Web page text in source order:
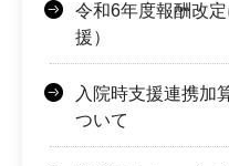
令和6年度報酬改
援）
入院時支援連携加
ついて